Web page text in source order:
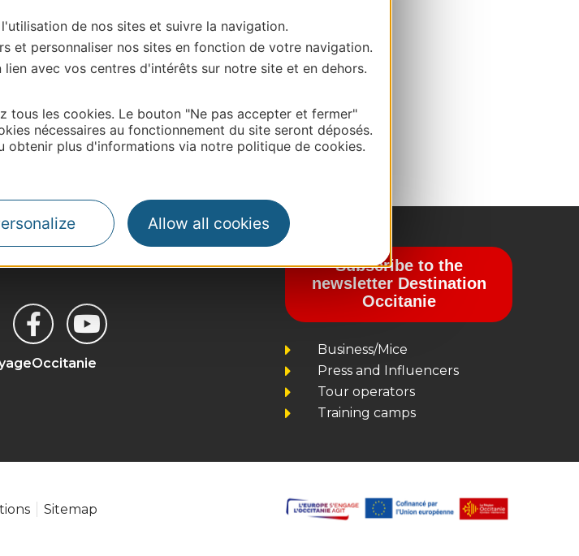
de nos sites et suivre la navigation.
et personnaliser nos sites en fonction de votre navigation.
avec vos centres d'intérêts sur notre site et en dehors.
tous les cookies. Le bouton "Ne pas accepter et fermer"
nécessaires au fonctionnement du site seront déposés.
plus d'informations via notre politique de cookies.
Allow all cookies
Subscribe to the
newsletter Destination
Occitanie
Business/Mice
Press and Influencers
Tour operators
Training camps
Sitemap